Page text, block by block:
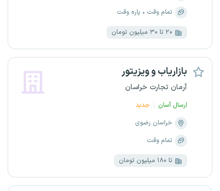
تمام وقت
پاره وقت
۲۰ تا ۳۰ میلیون تومان
بازاریاب و ویزیتور
آرمان تجارت خراسان
ارسال آسان
جدید
خراسان رضوی
تمام وقت
تا ۱۸۰ میلیون تومان